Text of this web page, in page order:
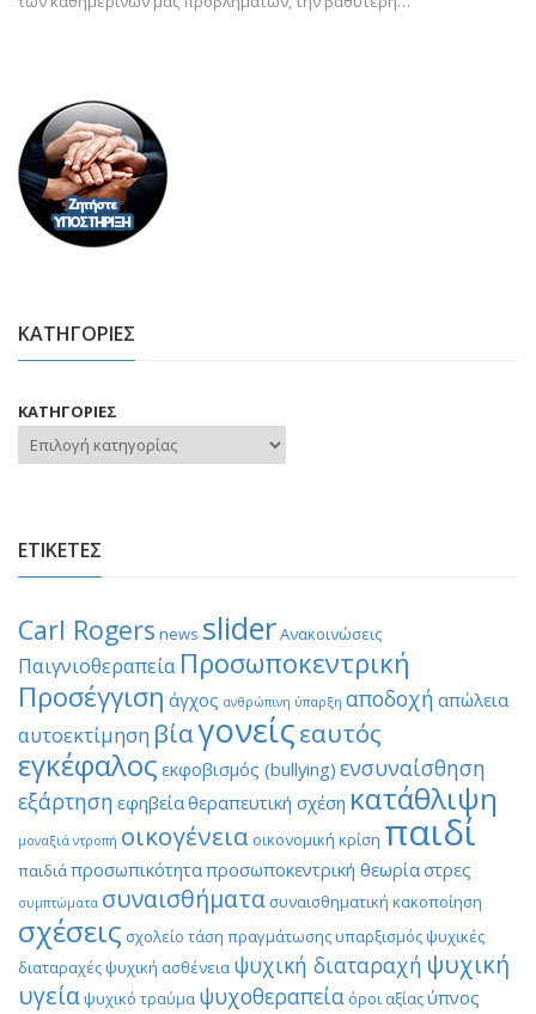
ΚΑΤΗΓΟΡΙΕΣ
ΚΑΤΗΓΟΡΙΕΣ
ΕΤΙΚΕΤΕΣ
Carl Rogers news sliderΑνακοινώσεις
Παιγνιοθεραπεία Προσωποκεντρική
Προσέγγιση άγχος ανθρώπινη ύπαρξη αποδοχή απώλεια
αυτοεκτίμηση βίαγονείςεαυτός
εγκέφαλος εκφοβισμός (bullying) ενσυναίσθηση
εξάρτηση εφηβείαθεραπευτική σχέση κατάθλιψη
μοναξιά ντροπή οικογένεια οικονομική κρίση παιδί
παιδιάπροσωπικότηταπροσωποκεντρική θεωρίαστρες
συμπτώματα συναισθήματασυναισθηματική κακοποίηση
σχέσεις σχολείο τάση πραγμάτωσηςυπαρξισμόςψυχικές
διαταραχέςψυχική ασθένεια ψυχική διαταραχή ψυχική
υγείαψυχικό τραύμα ψυχοθεραπεία όροι αξίαςύπνος